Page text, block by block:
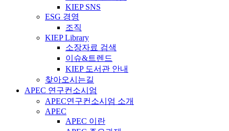
KIEP SNS
ESG 경영
조직
KIEP Library
소장자료 검색
이슈&트렌드
KIEP 도서관 안내
찾아오시는길
APEC 연구컨소시엄
APEC연구컨소시엄 소개
APEC
APEC 이란